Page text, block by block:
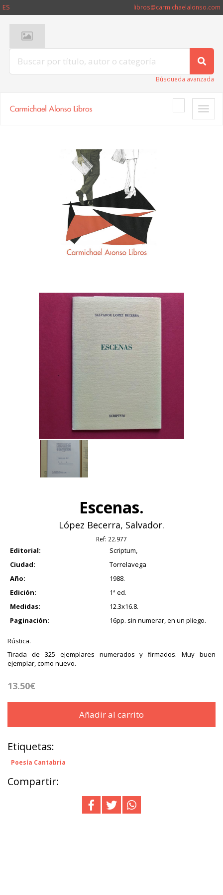
ES libros@carmichaelalonso.com
Búsqueda avanzada
Toggle
Escenas.
López Becerra, Salvador.
Ref: 22.977
Editorial:
Scriptum,
Ciudad:
Torrelavega
Año:
1988.
Edición:
1ª ed.
Medidas:
12.3x16.8.
Paginación:
16pp. sin numerar, en un pliego.
Rústica.
Tirada de 325 ejemplares numerados y firmados. Muy buen
ejemplar, como nuevo.
13.50€
Añadir al carrito
Etiquetas:
Poesía Cantabria
Compartir: